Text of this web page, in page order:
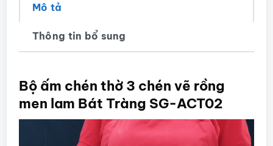
Mô tả
Thông tin bổ sung
Bộ ấm chén thờ 3 chén vẽ rồng
men lam Bát Tràng SG-ACT02